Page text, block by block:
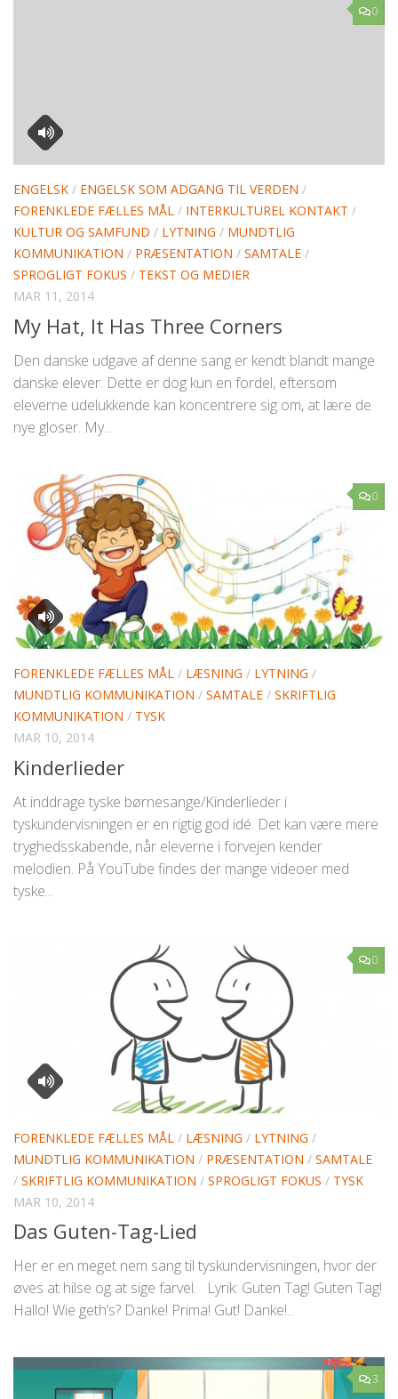
0
ENGELSK / ENGELSK SOM ADGANG TIL VERDEN /
FORENKLEDE FÆLLES MÅL / INTERKULTUREL KONTAKT /
KULTUR OG SAMFUND / LYTNING / MUNDTLIG
KOMMUNIKATION / PRÆSENTATION / SAMTALE /
SPROGLIGT FOKUS / TEKST OG MEDIER
MAR 11, 2014
My Hat, It Has Three Corners
Den danske udgave af denne sang er kendt blandt mange
danske elever. Dette er dog kun en fordel, eftersom
eleverne udelukkende kan koncentrere sig om, at lære de
nye gloser. My...
0
FORENKLEDE FÆLLES MÅL / LÆSNING / LYTNING /
MUNDTLIG KOMMUNIKATION / SAMTALE / SKRIFTLIG
KOMMUNIKATION / TYSK
MAR 10, 2014
Kinderlieder
At inddrage tyske børnesange/Kinderlieder i
tyskundervisningen er en rigtig god idé. Det kan være mere
tryghedsskabende, når eleverne i forvejen kender
melodien. På YouTube findes der mange videoer med
tyske...
0
FORENKLEDE FÆLLES MÅL / LÆSNING / LYTNING /
MUNDTLIG KOMMUNIKATION / PRÆSENTATION / SAMTALE
/ SKRIFTLIG KOMMUNIKATION / SPROGLIGT FOKUS / TYSK
MAR 10, 2014
Das Guten-Tag-Lied
Her er en meget nem sang til tyskundervisningen, hvor der
øves at hilse og at sige farvel. Lyrik: Guten Tag! Guten Tag!
Hallo! Wie geth’s? Danke! Prima! Gut! Danke!...
3